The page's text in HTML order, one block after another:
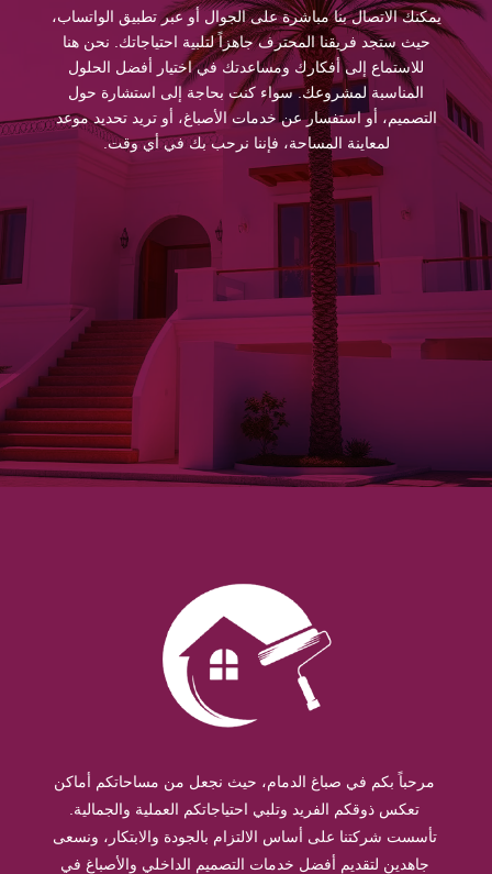
يمكنك الاتصال بنا مباشرة على الجوال أو عبر تطبيق الواتساب،
حيث ستجد فريقنا المحترف جاهزاً لتلبية احتياجاتك. نحن هنا
للاستماع إلى أفكارك ومساعدتك في اختيار أفضل الحلول
المناسبة لمشروعك. سواء كنت بحاجة إلى استشارة حول
التصميم، أو استفسار عن خدمات الأصباغ، أو تريد تحديد موعد
لمعاينة المساحة، فإننا نرحب بك في أي وقت.
مرحباً بكم في صباغ الدمام، حيث نجعل من مساحاتكم أماكن
تعكس ذوقكم الفريد وتلبي احتياجاتكم العملية والجمالية.
تأسست شركتنا على أساس الالتزام بالجودة والابتكار، ونسعى
جاهدين لتقديم أفضل خدمات التصميم الداخلي والأصباغ في